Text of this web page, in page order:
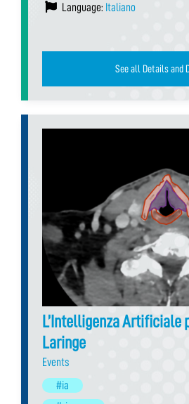
Language: Italiano
See all Details and
L’Intelligenza Artificiale
Laringe
Events
#ia